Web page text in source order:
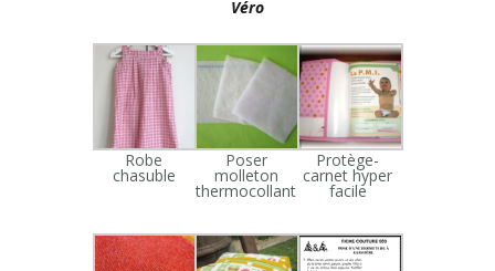
Véro
Robe
chasuble
Poser
molleton
thermocollant
Protège-
carnet hyper
facile